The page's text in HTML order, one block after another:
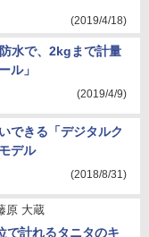
(2019/4/18)
水で、2kgまで計量
ル」
(2019/4/9)
できる「デジタルク
デル
(2018/8/31)
原 大蔵
で計れるタニタのキ